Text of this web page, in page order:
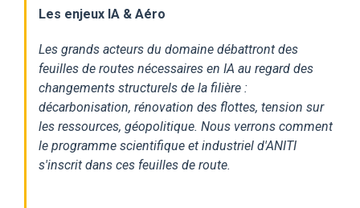
Les enjeux IA & Aéro
Les grands acteurs du domaine débattront des
feuilles de routes nécessaires en IA au regard des
changements structurels de la filière :
décarbonisation, rénovation des flottes, tension sur
les ressources, géopolitique. Nous verrons comment
le programme scientifique et industriel d'ANITI
s'inscrit dans ces feuilles de route.